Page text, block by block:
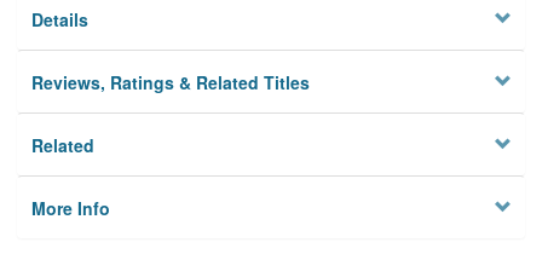
Details
Reviews, Ratings & Related Titles
Related
More Info